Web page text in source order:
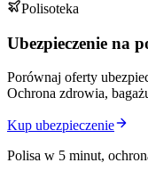
Polisoteka
Ubezpieczenie na
Porównaj oferty
Ochrona zdrowia,
Kup ubezpieczenie
Polisa w 5 minut,